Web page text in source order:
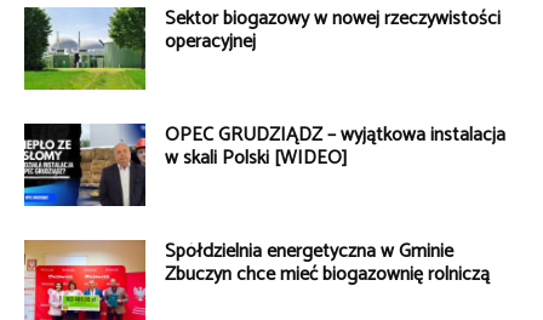
Sektor biogazowy w nowej rzeczywistości
operacyjnej
OPEC GRUDZIĄDZ – wyjątkowa instalacja
w skali Polski [WIDEO]
Spółdzielnia energetyczna w Gminie
Zbuczyn chce mieć biogazownię rolniczą